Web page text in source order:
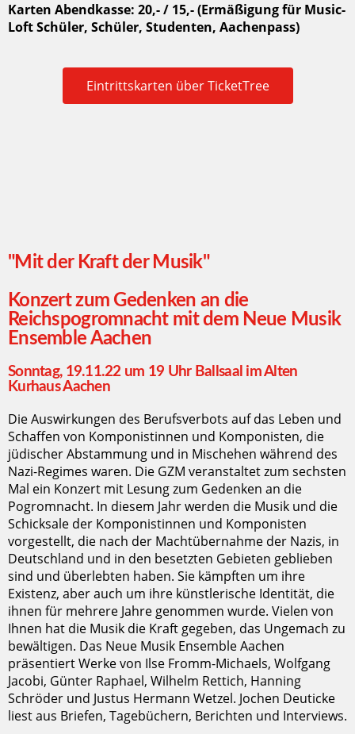
Karten Abendkasse: 20,- / 15,- (Ermäßigung für Music-
Loft Schüler, Schüler, Studenten, Aachenpass)
Eintrittskarten über TicketTree
"Mit der Kraft der Musik"
Konzert zum Gedenken an die
Reichspogromnacht mit dem Neue Musik
Ensemble Aachen
Sonntag, 19.11.22 um 19 Uhr Ballsaal im Alten
Kurhaus Aachen
Die Auswirkungen des Berufsverbots auf das Leben und
Schaffen von Komponistinnen und Komponisten, die
jüdischer Abstammung und in Mischehen während des
Nazi-Regimes waren. Die GZM veranstaltet zum sechsten
Mal ein Konzert mit Lesung zum Gedenken an die
Pogromnacht. In diesem Jahr werden die Musik und die
Schicksale der Komponistinnen und Komponisten
vorgestellt, die nach der Machtübernahme der Nazis, in
Deutschland und in den besetzten Gebieten geblieben
sind und überlebten haben. Sie kämpften um ihre
Existenz, aber auch um ihre künstlerische Identität, die
ihnen für mehrere Jahre genommen wurde. Vielen von
Ihnen hat die Musik die Kraft gegeben, das Ungemach zu
bewältigen. Das Neue Musik Ensemble Aachen
präsentiert Werke von Ilse Fromm-Michaels, Wolfgang
Jacobi, Günter Raphael, Wilhelm Rettich, Hanning
Schröder und Justus Hermann Wetzel. Jochen Deuticke
liest aus Briefen, Tagebüchern, Berichten und Interviews.